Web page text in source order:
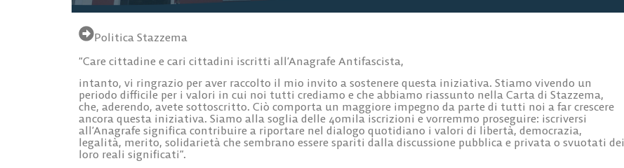
Politica Stazzema
“Care cittadine e cari cittadini iscritti all’Anagrafe Antifascista,
intanto, vi ringrazio per aver raccolto il mio invito a sostenere questa iniziativa. Stiamo vivendo un
periodo difficile per i valori in cui noi tutti crediamo e che abbiamo riassunto nella Carta di Stazzema,
che, aderendo, avete sottoscritto. Ciò comporta un maggiore impegno da parte di tutti noi a far crescere
ancora questa iniziativa. Siamo alla soglia delle 40mila iscrizioni e vorremmo proseguire: iscriversi
all’Anagrafe significa contribuire a riportare nel dialogo quotidiano i valori di libertà, democrazia,
legalità, merito, solidarietà che sembrano essere spariti dalla discussione pubblica e privata o svuotati dei
loro reali significati”.